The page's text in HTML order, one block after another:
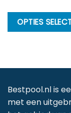
OPTIES
Bestpool.nl is
met een